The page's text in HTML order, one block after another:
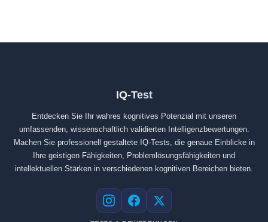
IQ-Test
Entdecken Sie Ihr wahres kognitives Potenzial mit unseren
umfassenden, wissenschaftlich validierten Intelligenzbewertungen.
Machen Sie professionell gestaltete IQ-Tests, die genaue Einblicke in
Ihre geistigen Fähigkeiten, Problemlösungsfähigkeiten und
intellektuellen Stärken in verschiedenen kognitiven Bereichen bieten.
Instagram
Facebook
X